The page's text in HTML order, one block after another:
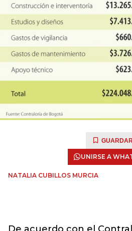
UNIRSE A
NATALIA CUBILLOS MURCIA